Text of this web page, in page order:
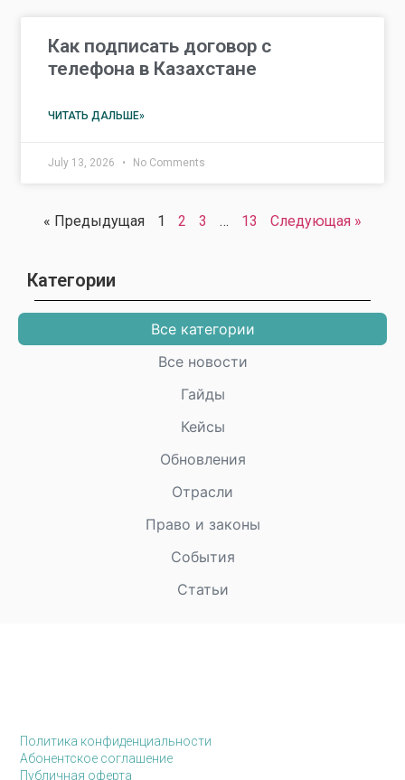
Категории
Все новости
Гайды
Кейсы
Обновления
Отрасли
Право и законы
События
Статьи
Все категории
Как подписать договор с
телефона в Казахстане
ЧИТАТЬ ДАЛЬШЕ»
July 13, 2026 No Comments
« Предыдущая 1 2 3 … 13 Cледующая »
Политика конфиденциальности
Абонентское соглашение
Публичная оферта